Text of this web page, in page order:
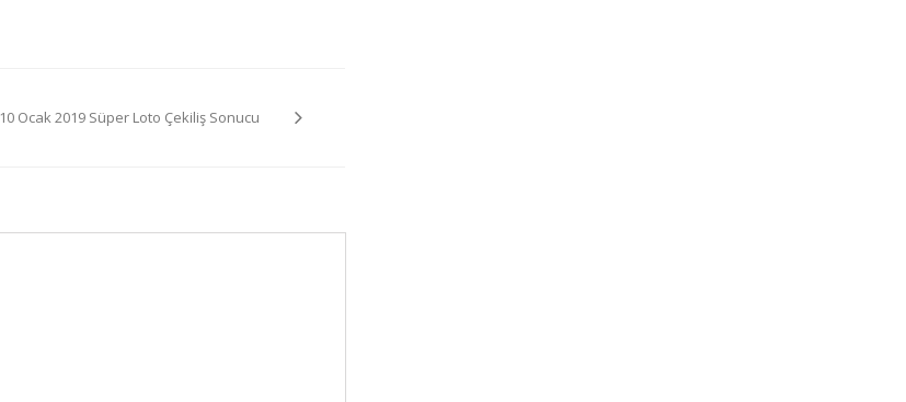
10 Ocak 2019 Süper Loto Çekiliş Sonucu